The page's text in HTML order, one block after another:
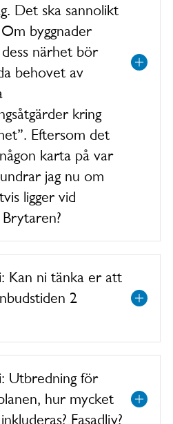
Det ska sannolikt
byggnader
närhet bör
behovet av
kring
Eftersom det
karta på var
jag nu om
ligger vid
Kan ni tänka er att
2
Utbredning för
hur mycket
Fasadliv?